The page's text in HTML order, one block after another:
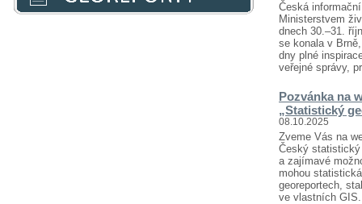
Česká
Ministerstvem
dnech 30.–31.
se konala v
dny plné
veřejné správy,
Pozvánka na
„Statistický
08.10.2025
Zveme Vás na
Český
a zajímavé
mohou
georeportech,
ve vlastních